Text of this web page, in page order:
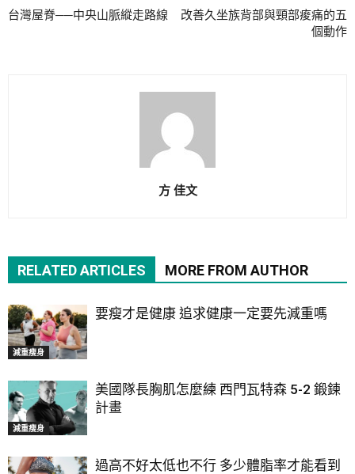
台灣屋脊──中央山脈縱走路線
改善久坐族背部與頸部痠痛的五
個動作
方 佳文
RELATED ARTICLES MORE FROM AUTHOR
減重瘦身
要瘦才是健康 追求健康一定要先減重嗎
減重瘦身
美國隊長胸肌怎麼練 西門瓦特森 5-2 鍛鍊
計畫
過高不好太低也不行 多少體脂率才能看到